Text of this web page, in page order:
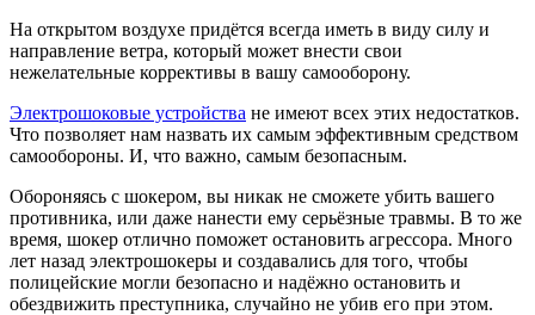
На открытом воздухе придётся всегда иметь в виду силу и
направление ветра, который может внести свои
нежелательные коррективы в вашу самооборону.
Электрошоковые устройства не имеют всех этих недостатков.
Что позволяет нам назвать их самым эффективным средством
самообороны. И, что важно, самым безопасным.
Обороняясь с шокером, вы никак не сможете убить вашего
противника, или даже нанести ему серьёзные травмы. В то же
время, шокер отлично поможет остановить агрессора. Много
лет назад электрошокеры и создавались для того, чтобы
полицейские могли безопасно и надёжно остановить и
обездвижить преступника, случайно не убив его при этом.